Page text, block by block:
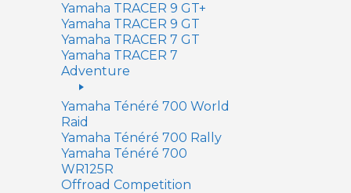
Yamaha TRACER 9 GT+
Yamaha TRACER 9 GT
Yamaha TRACER 7 GT
Yamaha TRACER 7
Adventure
Yamaha Ténéré 700 World
Raid
Yamaha Ténéré 700 Rally
Yamaha Ténéré 700
WR125R
Offroad Competition